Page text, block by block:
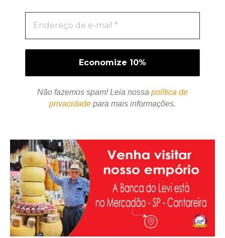
Não fazemos spam! Leia nossa política de
privacidade para mais informações.